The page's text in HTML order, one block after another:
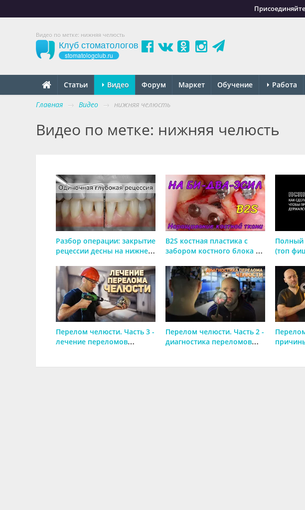
Видео по метке: нижняя челюсть
Клуб стоматологов
stomatologclub.ru
Статьи Видео Форум Маркет Обучение Работа
Главная → Видео → нижняя челюсть
Видео по метке: нижняя челюсть
Разбор операции: закрытие
рецессии десны на нижней
B2S костная пластика с
забором костного блока из
нижней челюсти
Полный
(топ
Перелом челюсти. Часть 3 -
лечение переломов
Перелом челюсти. Часть 2 -
диагностика переломов